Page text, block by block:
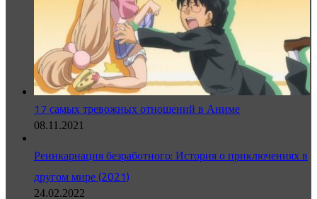
17 самых тревожных отношений в Аниме
08.11.2021
Реинкарнация безработного: История о приключениях в
другом мире (2021)
24.02.2022